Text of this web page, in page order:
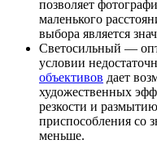
позволяет
маленького
выбора является
Светосильный —
условии
объективов дает
художественных
резкости и
приспособления со
меньше.